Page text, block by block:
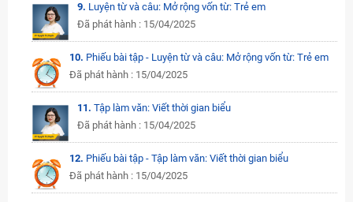
9. Luyện từ và câu: Mở rộng vốn từ: Trẻ em
Đã phát hành : 15/04/2025
10. Phiếu bài tập - Luyện từ và câu: Mở rộng vốn từ: Trẻ em
Đã phát hành : 15/04/2025
11. Tập làm văn: Viết thời gian biểu
Đã phát hành : 15/04/2025
12. Phiếu bài tập - Tập làm văn: Viết thời gian biểu
Đã phát hành : 15/04/2025